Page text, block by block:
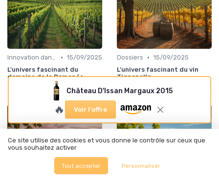
Innovation dans la food • 15/09/2025
L'univers fascinant du
domaine de la Romanée-
Dossiers • 15/09/2025
L'univers fascinant du vin
Tignanello
Château D'Issan Margaux 2015
🔥 Voir l'offre
Ce site utilise des cookies et vous donne le contrôle sur ceux que
vous souhaitez activer
Tout accepter Personnaliser